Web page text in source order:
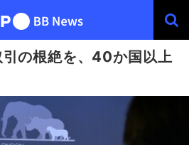
の根絶を、40か国以上